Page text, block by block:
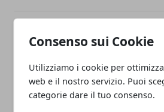
Consenso sui Cookie
Utilizziamo i cookie per
web e il nostro servizio. Puoi
categorie dare il tuo consenso.
Articolo Precedente
l’aspiratore nasale sui
bambini?